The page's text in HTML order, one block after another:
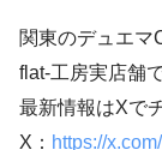
関東のデュエマ
flat-工房実店舗
最新情報はXで
X： https://